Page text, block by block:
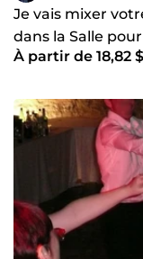
Je vais mixer
dans la Salle
À partir de 18,82